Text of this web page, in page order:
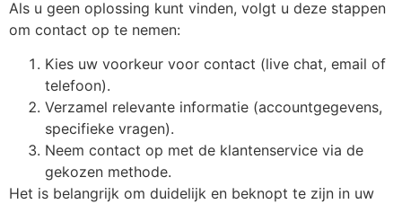
Als u geen oplossing kunt vinden, volgt u deze stappen
om contact op te nemen:
Kies uw voorkeur voor contact (live chat, email of
telefoon).
Verzamel relevante informatie (accountgegevens,
specifieke vragen).
Neem contact op met de klantenservice via de
gekozen methode.
Het is belangrijk om duidelijk en beknopt te zijn in uw